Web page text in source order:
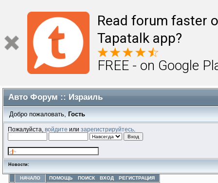
Read forum faster
Tapatalk app?
FREE - on Google
Авто Форум :: Израиль
Добро пожаловать, Гость
Пожалуйста,войдите илизарегистрируйтесь
Новости:
НАЧАЛО ПОМОЩЬ ПОИСК ВХОД РЕГИСТРАЦИЯ